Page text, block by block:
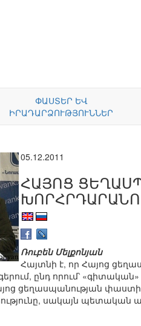
ՓԱՍՏԵՐ ԵՎ
ԻՐԱԴԱՐՁՈՒԹՅՈՒՆՆԵՐ
05.12.2011
ՀԱՅՈՑ
Ռուբեն Մելքոնյան
Հայտնի է, որ Հայոց
ընդ որում՝
ցեղասպանության
սակայն պետական այլ